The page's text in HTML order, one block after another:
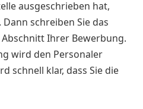
ausgeschrieben hat,
schreiben Sie das
Ihrer Bewerbung.
wird den Personaler
schnell klar, dass Sie die